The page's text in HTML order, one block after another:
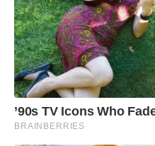
’90s TV Icons Who
BRAINBERRIES